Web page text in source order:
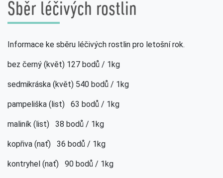
Sběr léčivých rostlin
Informace ke sběru léčivých rostlin pro letošní rok.
bez černý (květ) 127 bodů / 1kg
sedmikráska (květ) 540 bodů / 1kg
pampeliška (list) 63 bodů / 1kg
maliník (list) 38 bodů / 1kg
kopřiva (nať) 36 bodů / 1kg
kontryhel (nať) 90 bodů / 1kg